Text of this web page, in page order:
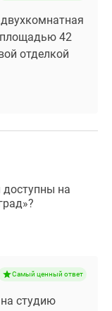
площадью 42
отделкой
на
Самый ценный ответ
студию